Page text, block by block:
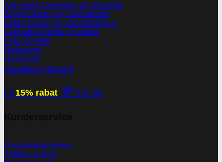
Alle vores Cannabis -og Skunkfrø
Billige Skunk -og Cannabisfrø
Gratis Skunk -og Cannabisfrø 🌿
Cannabis brands og avlere
Papir og filter
Narkotests
Headshop
Rabatter og tilbud💰
Få 15% rabat 💸 Klik her
Handelsbetingelser
Artikler og blog